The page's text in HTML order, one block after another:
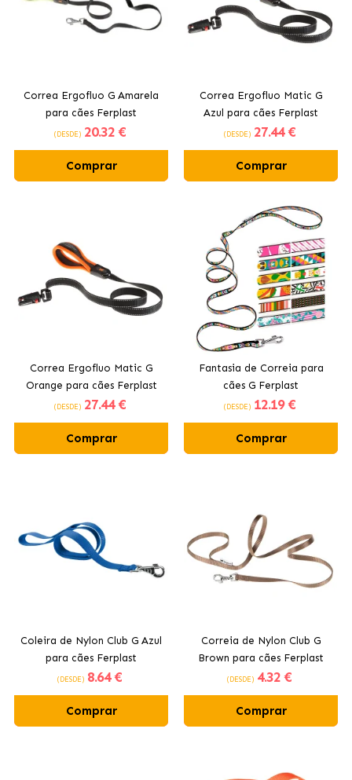
Correa Ergofluo G Amarela
para cães Ferplast
(DESDE) 20.32 €
Comprar
Correa Ergofluo Matic G
Azul para cães Ferplast
(DESDE) 27.44 €
Comprar
Correa Ergofluo Matic G
Orange para cães Ferplast
(DESDE) 27.44 €
Comprar
Fantasia de Correia para
cães G Ferplast
(DESDE) 12.19 €
Comprar
Coleira de Nylon Club G Azul
para cães Ferplast
(DESDE) 8.64 €
Comprar
Correia de Nylon Club G
Brown para cães Ferplast
(DESDE) 4.32 €
Comprar